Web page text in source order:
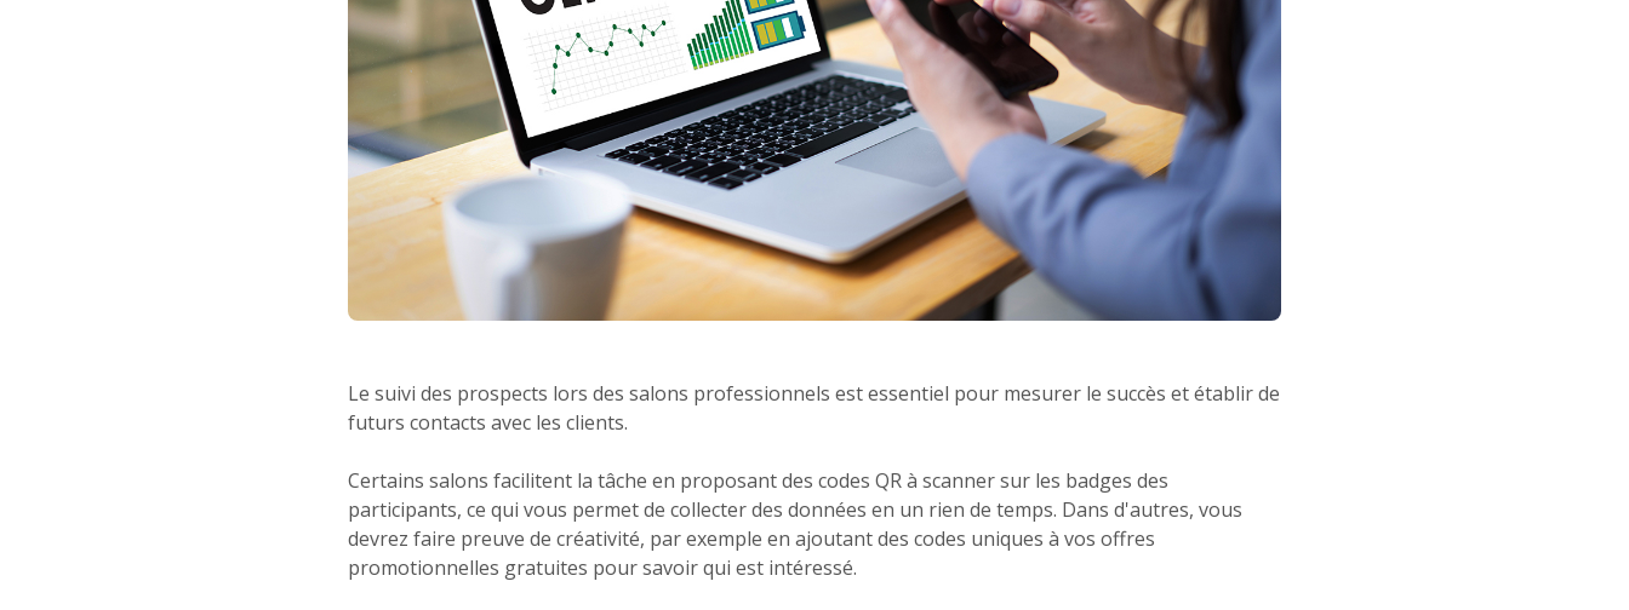
Le suivi des prospects lors des salons professionnels est essentiel pour mesurer le succès et établir de
futurs contacts avec les clients.
Certains salons facilitent la tâche en proposant des codes QR à scanner sur les badges des
participants, ce qui vous permet de collecter des données en un rien de temps. Dans d'autres, vous
devrez faire preuve de créativité, par exemple en ajoutant des codes uniques à vos offres
promotionnelles gratuites pour savoir qui est intéressé.